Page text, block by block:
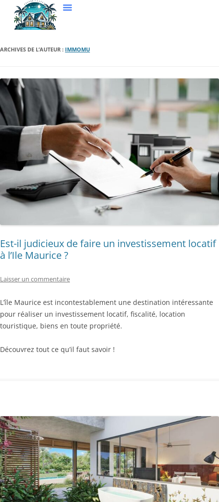
ARCHIVES DE L’AUTEUR : IMMOMU
Est-il judicieux de faire un investissement locatif
à l’Ile Maurice ?
Laisser un commentaire
L’île Maurice est incontestablement une destination intéressante
pour réaliser un investissement locatif, fiscalité, location
touristique, biens en toute propriété.
Découvrez tout ce qu’il faut savoir !